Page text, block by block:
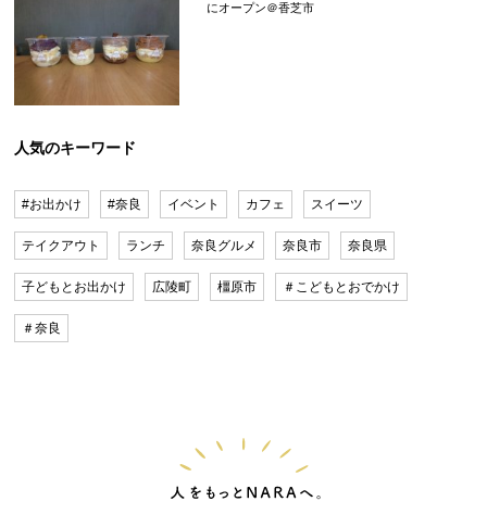
にオープン＠香芝市
人気のキーワード
#お出かけ #奈良 イベント カフェ スイーツ
テイクアウト ランチ 奈良グルメ 奈良市 奈良県
子どもとお出かけ 広陵町 橿原市 ＃こどもとおでかけ
＃奈良